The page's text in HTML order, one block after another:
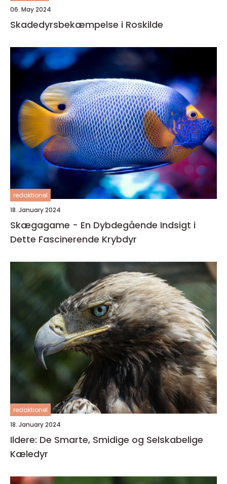
06. May 2024
Skadedyrsbekæmpelse i Roskilde
redaktionel
18. January 2024
Skægagame - En Dybdegående Indsigt i
Dette Fascinerende Krybdyr
redaktionel
18. January 2024
Ildere: De Smarte, Smidige og Selskabelige
Kæledyr